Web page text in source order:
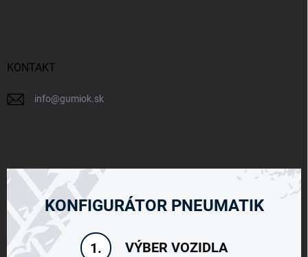
KONTAKT
info@gumiok.sk
KONFIGURÁTOR PNEUMATIK
1. VÝBER VOZIDLA